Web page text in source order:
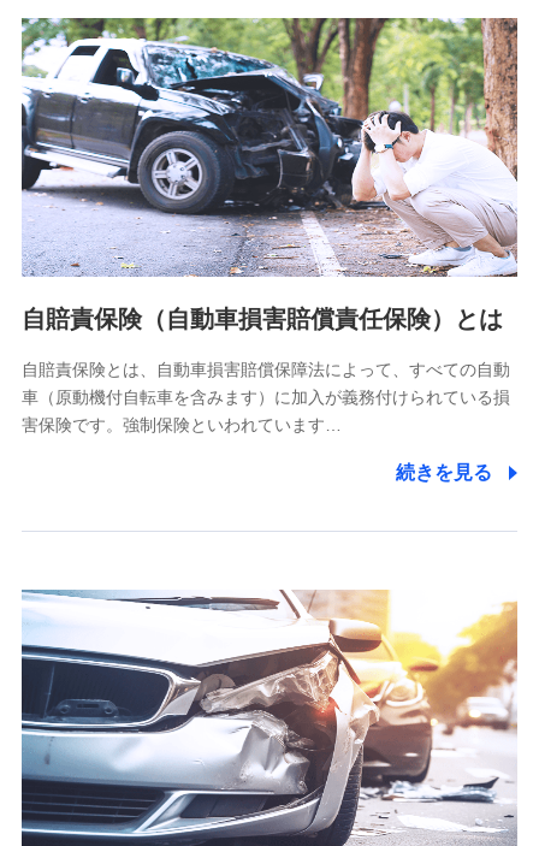
分析するため
当社の対応品質向上やお問い合わせ内容の正確な把握のため
個人情報保護管理者の職名、連絡先
株式会社ドコモ・インシュアランス 営業部長
〒103-0013 東京都中央区日本橋人形町2-14-10 アーバン
ネット日本橋ビル 3F
株式会社ドコモ・インシュアランス
個人情報の第三者提供について
除き、第三者に提供いたしません。
業務の委託
当社は利用目的の達成に必要な範囲内において個人情報の取
【共同して利用される利用データの項目】
当社又は株式会社NTTドコモがサービス提供等を通じて取得
した、以下の情報などの個人データ
基本情報
氏名、電話番号、メールアドレス、お客さまの識別子、
属性、連絡先、dポイントサービスのご利用に関する情
報。例として、dポイントカード番号、性別、年齢、家族
構成、住所、dポイント残高、dポイント利用履歴などが
自賠責保険（自動車損害賠償責任保険）とは
自賠責保険とは、自動車損害賠償保障法によって、すべての自動
車（原動機付自転車を含みます）に加入が義務付けられている損
害保険です。強制保険といわれています…
続きを見る